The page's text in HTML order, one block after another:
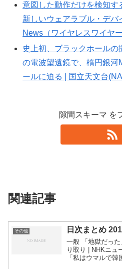
意図した動作だけを検知す
新しいウェアラブル・デバ
News（ワイヤレスワイヤ
史上初、ブラックホール
の電波望遠鏡で、楕円銀河
ールに迫る | 国立天文台
隙間スキーマ を
関連記事
その他 日次まとめ
一般 「地獄だっ
り取り | NHKニュ
「私はウマルで